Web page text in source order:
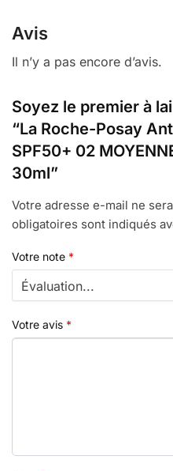
Avis
Il n’y a pas encore d’avis.
Soyez le premier à
“La Roche-Posay
SPF50+ 02
30ml”
Votre adresse e-mail ne
obligatoires sont indiqués
Votre note *
Votre avis *